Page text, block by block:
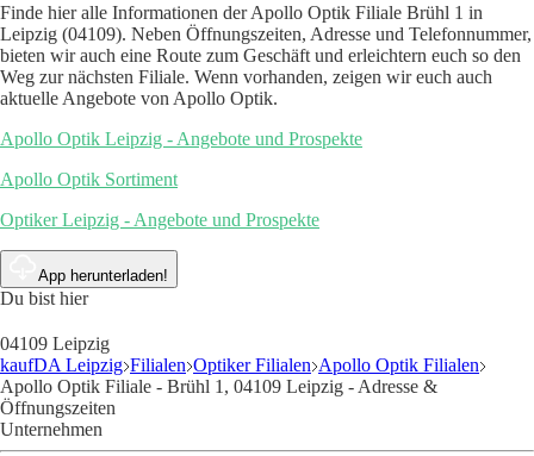
Finde hier alle Informationen der Apollo Optik Filiale Brühl 1 in
Leipzig (04109). Neben Öffnungszeiten, Adresse und Telefonnummer,
bieten wir auch eine Route zum Geschäft und erleichtern euch so den
Weg zur nächsten Filiale. Wenn vorhanden, zeigen wir euch auch
aktuelle Angebote von Apollo Optik.
Apollo Optik Leipzig - Angebote und Prospekte
Apollo Optik Sortiment
Optiker Leipzig - Angebote und Prospekte
App herunterladen!
Du bist hier
04109 Leipzig
kaufDA Leipzig Filialen Optiker Filialen Apollo Optik Filialen
Apollo Optik Filiale - Brühl 1, 04109 Leipzig - Adresse &
Öffnungszeiten
Unternehmen